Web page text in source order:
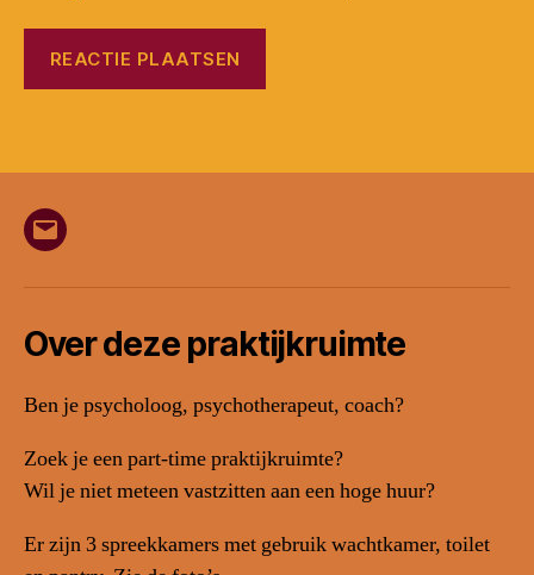
E-
Over deze praktijkruimte
Ben je psycholoog, psychotherapeut, coach?
Zoek je een part-time praktijkruimte?
Wil je niet meteen vastzitten aan een hoge huur?
Er zijn 3 spreekkamers met gebruik wachtkamer, toilet